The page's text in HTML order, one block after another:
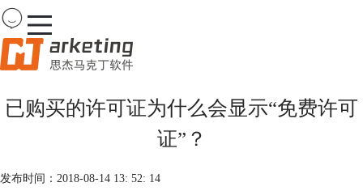
Viewer
首页
购买
已购买的许可证为什么会显示“免费许可
证”？
发布时间：2018-08-14 13: 52: 14